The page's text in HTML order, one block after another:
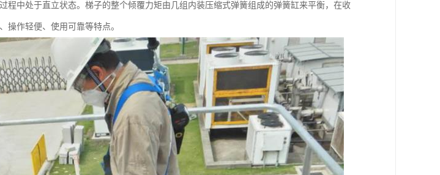
程中处于直立状态。梯子的整个倾覆力矩由几组内装压缩式弹簧组成的弹簧缸来平衡，在收
操作轻便、使用可靠等特点。